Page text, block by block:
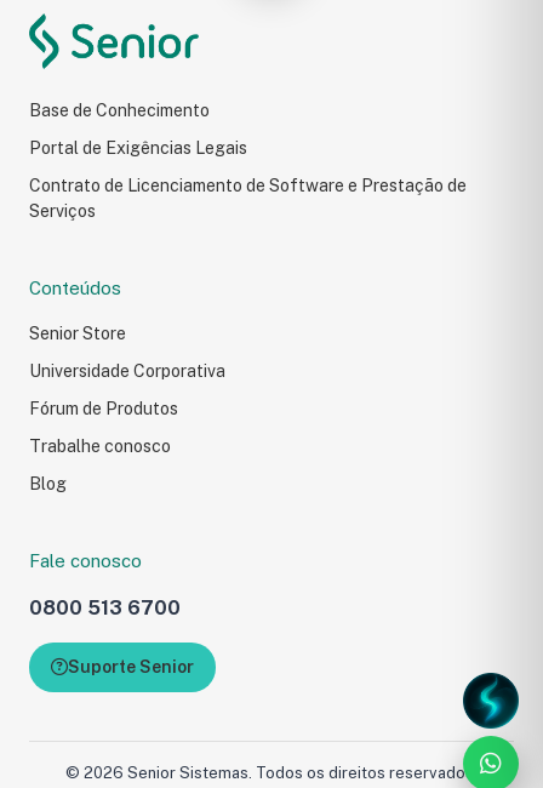
Base de Conhecimento
Portal de Exigências Legais
Contrato de Licenciamento de Software e Prestação de
Serviços
Conteúdos
Senior Store
Universidade Corporativa
Fórum de Produtos
Trabalhe conosco
Blog
Fale conosco
0800 513 6700
Suporte Senior
© 2026 Senior Sistemas. Todos os direitos reservados.